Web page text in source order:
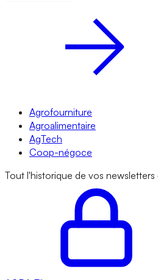
Agrofourniture
Agroalimentaire
AgTech
Coop-négoce
Tout l'historique de vos